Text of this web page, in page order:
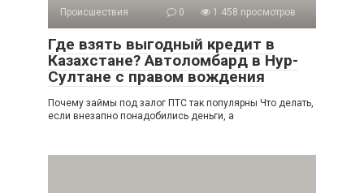
Происшествия 0 1 458 просмотров
Где взять выгодный кредит в
Казахстане? Автоломбард в Нур-
Султане с правом вождения
Почему займы под залог ПТС так популярны Что делать,
если внезапно понадобились деньги, а